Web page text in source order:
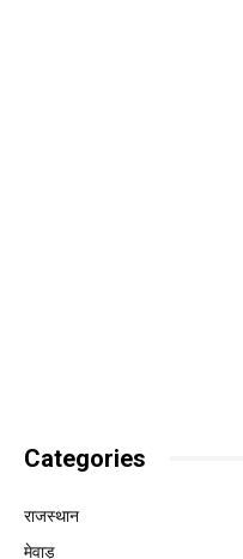
Categories
राजस्थान
मेवाड़